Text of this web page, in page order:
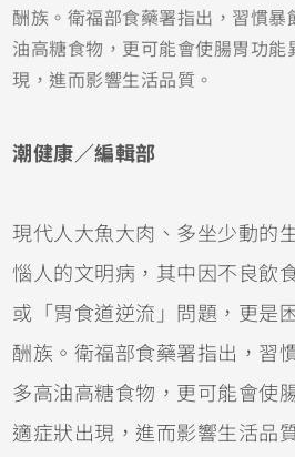
酬族。衛福部食藥署指出，習慣暴
油高糖食物，更可能會使腸胃功能
現，進而影響生活品質。
潮健康／編輯部
現代人大魚大肉、多坐少動的
惱人的文明病，其中因不良飲
或「胃食道逆流」問題，更是
酬族。衛福部食藥署指出，習
多高油高糖食物，更可能會使
適症狀出現，進而影響生活品